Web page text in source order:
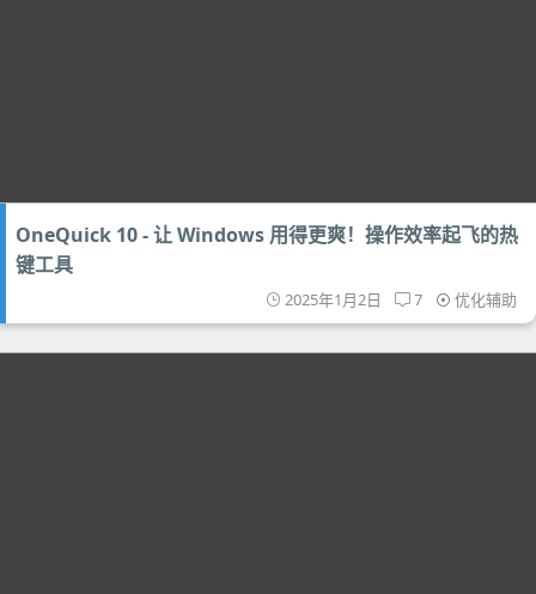
OneQuick 10 - 让 Windows 用得更爽！操作效率起飞的热
键工具
2025年1月2日 7 优化辅助